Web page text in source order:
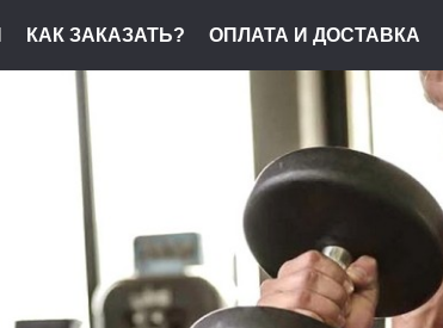
КАК ЗАКАЗАТЬ? ОПЛАТА И ДОСТАВКА